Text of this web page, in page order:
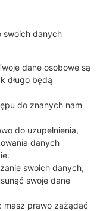
swoich danych
dane osobowe są
długo będą
do znanych nam
do uzupełnienia,
danych
swoich danych,
swoje dane
masz prawo zażądać